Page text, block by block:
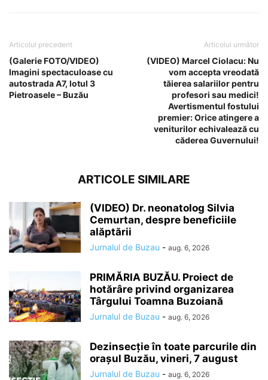
Articolul precedent
(Galerie FOTO/VIDEO)
Imagini spectaculoase cu
autostrada A7, lotul 3
Pietroasele – Buzău
Articolul următor
(VIDEO) Marcel Ciolacu: Nu
vom accepta vreodată
tăierea salariilor pentru
profesori sau medici!
Avertismentul fostului
premier: Orice atingere a
veniturilor echivalează cu
căderea Guvernului!
ARTICOLE SIMILARE
(VIDEO) Dr. neonatolog Silvia
Cemurtan, despre beneficiile
alăptării
Jurnalul de Buzau - aug. 6, 2026
PRIMĂRIA BUZĂU. Proiect de
hotărâre privind organizarea
Târgului Toamna Buzoiană
Jurnalul de Buzau - aug. 6, 2026
Dezinsecție în toate parcurile din
orașul Buzău, vineri, 7 august
Jurnalul de Buzau - aug. 6, 2026